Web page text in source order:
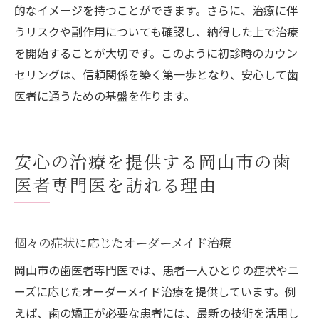
的なイメージを持つことができます。さらに、治療に伴
うリスクや副作用についても確認し、納得した上で治療
を開始することが大切です。このように初診時のカウン
セリングは、信頼関係を築く第一歩となり、安心して歯
医者に通うための基盤を作ります。
安心の治療を提供する岡山市の歯
医者専門医を訪れる理由
個々の症状に応じたオーダーメイド治療
岡山市の歯医者専門医では、患者一人ひとりの症状やニ
ーズに応じたオーダーメイド治療を提供しています。例
えば、歯の矯正が必要な患者には、最新の技術を活用し